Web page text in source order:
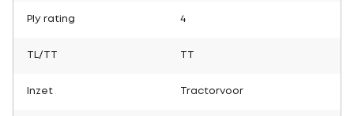
Ply rating 4
TL/TT
Inzet Tractorvoor